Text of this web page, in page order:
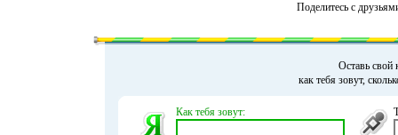
Поделитесь с
Оставь свой
как тебя зовут,
Как тебя зовут: